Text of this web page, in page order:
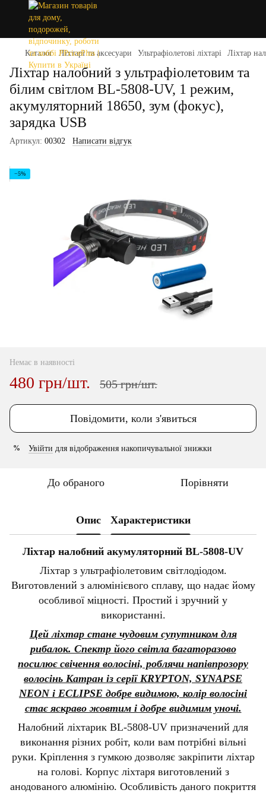
Каталог Ліхтарі та аксесуари Ультрафіолетові ліхтарі Ліхтар
Ліхтар налобний з ультрафіолетовим та
білим світлом BL-5808-UV, 1 режим,
акумуляторний 18650, зум (фокус),
зарядка USB
Артикул: 00302 Написати відгук
−5%
Немає в наявності
480 грн/шт. 505 грн/шт.
Повідомити, коли з'явиться
% Увійти для відображення накопичувальної знижки
До обраного Порівняти
Опис Характеристики
Ліхтар налобний акумуляторний BL-5808-UV
Ліхтар з ультрафіолетовим світлодіодом.
Виготовлений з алюмінієвого сплаву, що надає йому
особливої міцності. Простий і зручний у
використанні.
Цей ліхтар стане чудовим супутником для
рибалок. Спектр його світла багаторазово
посилює свічення волосіні, роблячи напівпрозору
волосінь Катран із серії KRYPTON, SYNAPSE
NEON і ECLIPSE добре видимою, колір волосіні
стає яскраво жовтим і добре видимим уночі.
Налобний ліхтарик BL-5808-UV призначений для
виконання різних робіт, коли вам потрібні вільні
руки. Кріплення з гумкою дозволяє закріпити ліхтар
на голові. Корпус ліхтаря виготовлений з
анодованого алюмінію. Особливість даного покриття